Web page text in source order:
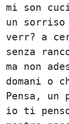
mi son
un
verr? a
senza
ma non
domani o
Pensa, un
io ti